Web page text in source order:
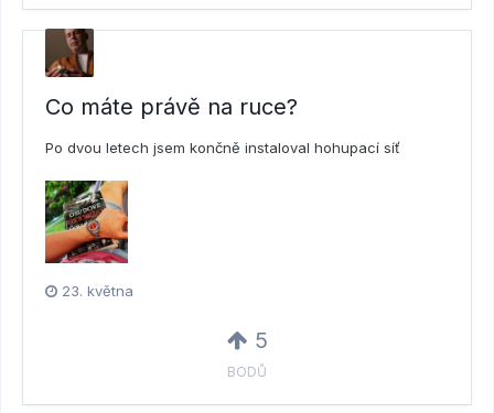
Co máte právě na ruce?
Po dvou letech jsem končně instaloval hohupací síť
23. května
5
BODŮ